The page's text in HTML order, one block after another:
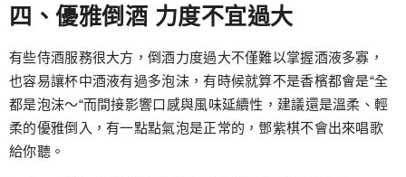
四、優雅倒酒 力度不宜過大
有些侍酒服務很大方，倒酒力度過大不僅難以掌握酒液多寡，
也容易讓杯中酒液有過多泡沫，有時候就算不是香檳都會是“全
都是泡沫～“而間接影響口感與風味延續性，建議還是溫柔、輕
柔的優雅倒入，有一點點氣泡是正常的，鄧紫棋不會出來唱歌
給你聽。